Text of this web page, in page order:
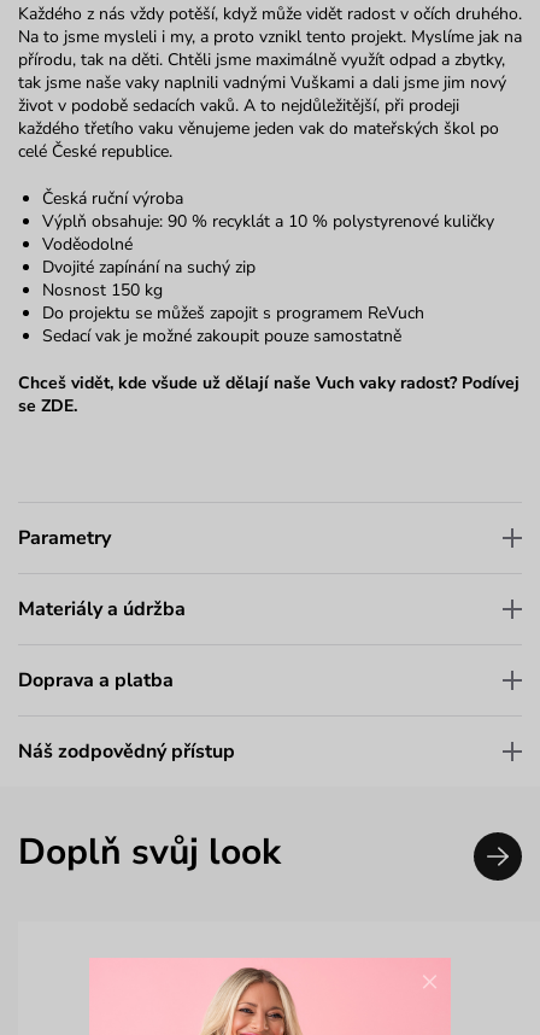
Každého z nás vždy potěší, když může vidět radost v očích druhého.
Na to jsme mysleli i my, a proto vznikl tento projekt. Myslíme jak na
přírodu, tak na děti. Chtěli jsme maximálně využít odpad a zbytky,
tak jsme naše vaky naplnili vadnými Vuškami a dali jsme jim nový
život v podobě sedacích vaků. A to nejdůležitější, při prodeji
každého třetího vaku věnujeme jeden vak do mateřských škol po
celé České republice.
Česká ruční výroba
Výplň obsahuje: 90 % recyklát a 10 % polystyrenové kuličky
Voděodolné
Dvojité zapínání na suchý zip
Nosnost 150 kg
Do projektu se můžeš zapojit s programem ReVuch
Sedací vak je možné zakoupit pouze samostatně
Chceš vidět, kde všude už dělají naše Vuch vaky radost? Podívej
se ZDE.
Parametry
Materiály a údržba
Doprava a platba
Náš zodpovědný přístup
Doplň svůj look
×